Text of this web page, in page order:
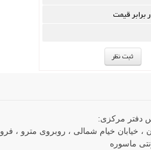
برابر قیمت
دفتر مرکزی:
، خیابان خیام شمالی ، روبروی مترو ،
ماسوره